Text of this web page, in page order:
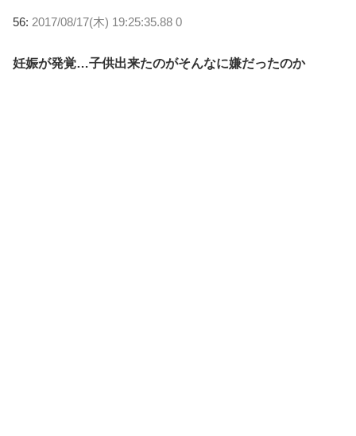
56: 2017/08/17(木) 19:25:35.88 0
妊娠が発覚…子供出来たのがそんなに嫌だったのか